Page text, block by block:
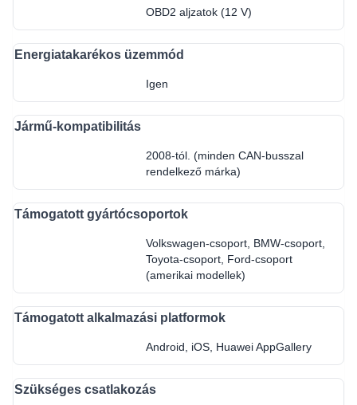
OBD2 aljzatok (12 V)
Energiatakarékos üzemmód
Igen
Jármű-kompatibilitás
2008-tól. (minden CAN-busszal
rendelkező márka)
Támogatott gyártócsoportok
Volkswagen-csoport, BMW-csoport,
Toyota-csoport, Ford-csoport
(amerikai modellek)
Támogatott alkalmazási platformok
Android, iOS, Huawei AppGallery
Szükséges csatlakozás